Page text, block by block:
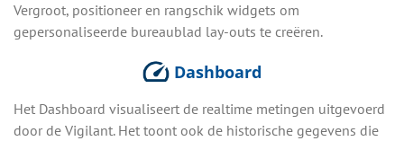
Vergroot, positioneer en rangschik widgets om
gepersonaliseerde bureaublad lay-outs te creëren.
Dashboard
Het Dashboard visualiseert de realtime metingen uitgevoerd
door de Vigilant. Het toont ook de historische gegevens die